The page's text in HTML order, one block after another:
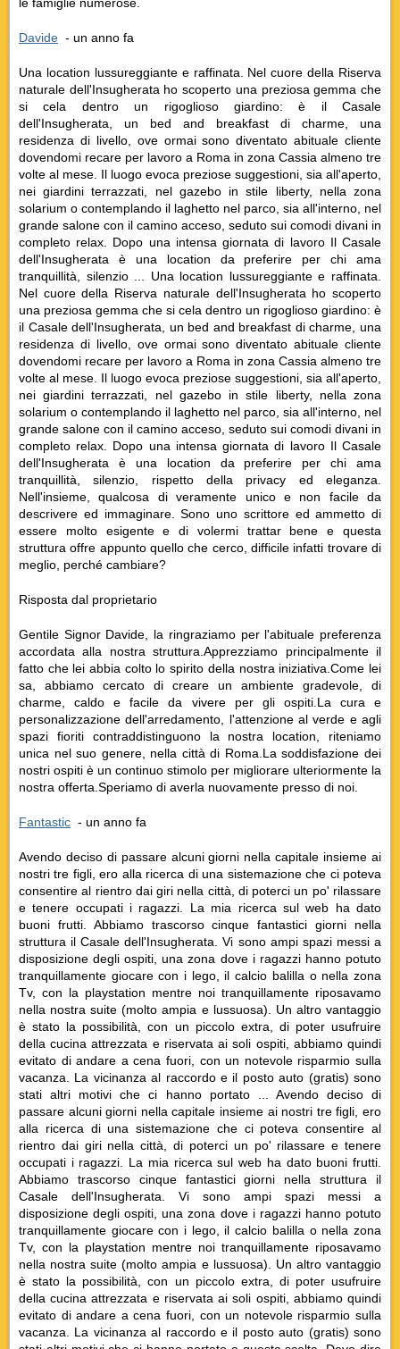
Davide ‎ - un anno fa
Una location lussureggiante e raffinata. Nel cuore della Riserva
naturale dell'Insugherata ho scoperto una preziosa gemma che
si cela dentro un rigoglioso giardino: è il Casale
dell'Insugherata, un bed and breakfast di charme, una
residenza di livello, ove ormai sono diventato abituale cliente
dovendomi recare per lavoro a Roma in zona Cassia almeno tre
volte al mese. Il luogo evoca preziose suggestioni, sia all'aperto,
nei giardini terrazzati, nel gazebo in stile liberty, nella zona
solarium o contemplando il laghetto nel parco, sia all'interno, nel
grande salone con il camino acceso, seduto sui comodi divani in
completo relax. Dopo una intensa giornata di lavoro Il Casale
dell'Insugherata è una location da preferire per chi ama
tranquillità, silenzio ... Una location lussureggiante e raffinata.
Nel cuore della Riserva naturale dell'Insugherata ho scoperto
una preziosa gemma che si cela dentro un rigoglioso giardino: è
il Casale dell'Insugherata, un bed and breakfast di charme, una
residenza di livello, ove ormai sono diventato abituale cliente
dovendomi recare per lavoro a Roma in zona Cassia almeno tre
volte al mese. Il luogo evoca preziose suggestioni, sia all'aperto,
nei giardini terrazzati, nel gazebo in stile liberty, nella zona
solarium o contemplando il laghetto nel parco, sia all'interno, nel
grande salone con il camino acceso, seduto sui comodi divani in
completo relax. Dopo una intensa giornata di lavoro Il Casale
dell'Insugherata è una location da preferire per chi ama
tranquillità, silenzio, rispetto della privacy ed eleganza.
Nell'insieme, qualcosa di veramente unico e non facile da
descrivere ed immaginare. Sono uno scrittore ed ammetto di
essere molto esigente e di volermi trattar bene e questa
struttura offre appunto quello che cerco, difficile infatti trovare di
meglio, perché cambiare?
Risposta dal proprietario
Gentile Signor Davide, la ringraziamo per l'abituale preferenza
accordata alla nostra struttura.Apprezziamo principalmente il
fatto che lei abbia colto lo spirito della nostra iniziativa.Come lei
sa, abbiamo cercato di creare un ambiente gradevole, di
charme, caldo e facile da vivere per gli ospiti.La cura e
personalizzazione dell'arredamento, l'attenzione al verde e agli
spazi fioriti contraddistinguono la nostra location, riteniamo
unica nel suo genere, nella città di Roma.La soddisfazione dei
nostri ospiti è un continuo stimolo per migliorare ulteriormente la
nostra offerta.Speriamo di averla nuovamente presso di noi.
Fantastic ‎ - un anno fa
Avendo deciso di passare alcuni giorni nella capitale insieme ai
nostri tre figli, ero alla ricerca di una sistemazione che ci poteva
consentire al rientro dai giri nella città, di poterci un po' rilassare
e tenere occupati i ragazzi. La mia ricerca sul web ha dato
buoni frutti. Abbiamo trascorso cinque fantastici giorni nella
struttura il Casale dell'Insugherata. Vi sono ampi spazi messi a
disposizione degli ospiti, una zona dove i ragazzi hanno potuto
tranquillamente giocare con i lego, il calcio balilla o nella zona
Tv, con la playstation mentre noi tranquillamente riposavamo
nella nostra suite (molto ampia e lussuosa). Un altro vantaggio
è stato la possibilità, con un piccolo extra, di poter usufruire
della cucina attrezzata e riservata ai soli ospiti, abbiamo quindi
evitato di andare a cena fuori, con un notevole risparmio sulla
vacanza. La vicinanza al raccordo e il posto auto (gratis) sono
stati altri motivi che ci hanno portato ... Avendo deciso di
passare alcuni giorni nella capitale insieme ai nostri tre figli, ero
alla ricerca di una sistemazione che ci poteva consentire al
rientro dai giri nella città, di poterci un po' rilassare e tenere
occupati i ragazzi. La mia ricerca sul web ha dato buoni frutti.
Abbiamo trascorso cinque fantastici giorni nella struttura il
Casale dell'Insugherata. Vi sono ampi spazi messi a
disposizione degli ospiti, una zona dove i ragazzi hanno potuto
tranquillamente giocare con i lego, il calcio balilla o nella zona
Tv, con la playstation mentre noi tranquillamente riposavamo
nella nostra suite (molto ampia e lussuosa). Un altro vantaggio
è stato la possibilità, con un piccolo extra, di poter usufruire
della cucina attrezzata e riservata ai soli ospiti, abbiamo quindi
evitato di andare a cena fuori, con un notevole risparmio sulla
vacanza. La vicinanza al raccordo e il posto auto (gratis) sono